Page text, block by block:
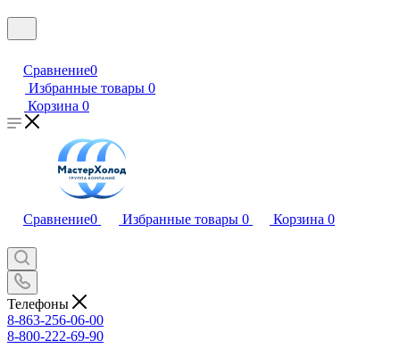
Сравнение0
Избранные товары 0
Корзина 0
Сравнение0 Избранные товары 0 Корзина 0
Телефоны
8-863-256-06-00
8-800-222-69-90